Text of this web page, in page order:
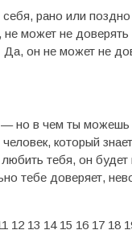
рано или
может не
он не может не
но в чем ты можешь
который
тебя, он
тебе доверяет,
12 13 14 15 16 17 18